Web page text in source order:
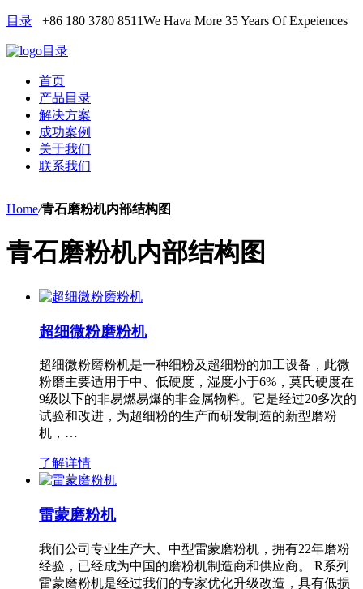
目录 +86 180 3780 8511We Hava More 35 Years Of Expeiences
目录
首页
产品目录
解决方案
成功案例
关于我们
联系我们
Home/青石磨粉机内部结构图
青石磨粉机内部结构图
超细微粉磨粉机
超细微粉磨粉机是一种细粉及超细粉的加工设备，此微
粉磨主要适用于中、低硬度，湿度小于6%，莫氏硬度在
9级以下的非易燃易爆的非金属物料。它是经过20多次的
试验和改进，为超细粉的生产而研发制造的新型磨粉
机，…
了解详情
雷蒙磨粉机
我们公司专业生产大、中型雷蒙磨粉机，拥有22年磨粉
经验，已经成为中国的磨粉机制造商和供应商。 R系列
雷蒙磨粉机是经过我们的专家优化升级改造，具有低损